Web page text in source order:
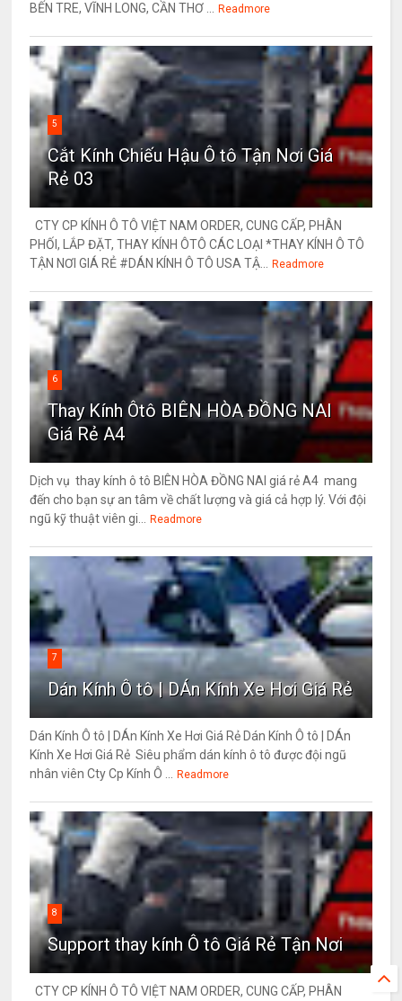
BẾN TRE, VĨNH LONG, CẦN THƠ ... Readmore
5
Cắt Kính Chiếu Hậu Ô tô Tận Nơi Giá
Rẻ 03
CTY CP KÍNH Ô TÔ VIỆT NAM ORDER, CUNG CẤP, PHÂN
PHỐI, LẮP ĐẶT, THAY KÍNH ÔTÔ CÁC LOẠI *THAY KÍNH Ô TÔ
TẬN NƠI GIÁ RẺ #DÁN KÍNH Ô TÔ USA TẬ... Readmore
6
Thay Kính Ôtô BIÊN HÒA ĐỒNG NAI
Giá Rẻ A4
Dịch vụ thay kính ô tô BIÊN HÒA ĐỒNG NAI giá rẻ A4 mang
đến cho bạn sự an tâm về chất lượng và giá cả hợp lý. Với đội
ngũ kỹ thuật viên gi... Readmore
7
Dán Kính Ô tô | DÁn Kính Xe Hơi Giá Rẻ
Dán Kính Ô tô | DÁn Kính Xe Hơi Giá Rẻ Dán Kính Ô tô | DÁn
Kính Xe Hơi Giá Rẻ Siêu phẩm dán kính ô tô được đội ngũ
nhân viên Cty Cp Kính Ô ... Readmore
8
Support thay kính Ô tô Giá Rẻ Tận Nơi
CTY CP KÍNH Ô TÔ VIỆT NAM ORDER, CUNG CẤP, PHÂN